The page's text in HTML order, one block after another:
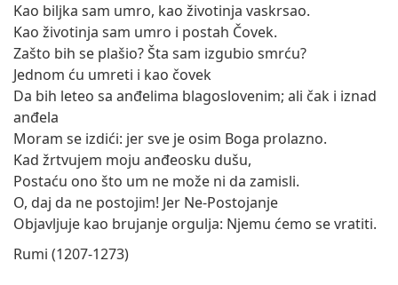
Kao biljka sam umro, kao životinja vaskrsao.
Kao životinja sam umro i postah Čovek.
Zašto bih se plašio? Šta sam izgubio smrću?
Jednom ću umreti i kao čovek
Da bih leteo sa anđelima blagoslovenim; ali čak i iznad
anđela
Moram se izdići: jer sve je osim Boga prolazno.
Kad žrtvujem moju anđeosku dušu,
Postaću ono što um ne može ni da zamisli.
O, daj da ne postojim! Jer Ne-Postojanje
Objavljuje kao brujanje orgulja: Njemu ćemo se vratiti.
Rumi (1207-1273)